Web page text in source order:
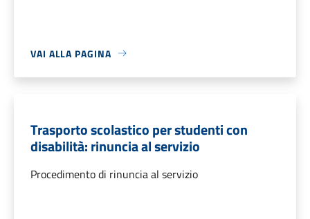
VAI ALLA PAGINA
Trasporto scolastico per studenti con
disabilità: rinuncia al servizio
Procedimento di rinuncia al servizio